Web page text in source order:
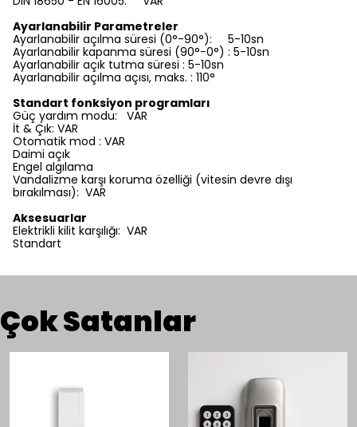
Ayarlanabilir Parametreler
Ayarlanabilir açılma süresi (0°-90°): 5-10sn
Ayarlanabilir kapanma süresi (90°-0°) : 5-10sn
Ayarlanabilir açık tutma süresi : 5-10sn
Ayarlanabilir açılma açısı, maks. : 110°
Standart fonksiyon programları
Güç yardım modu: VAR
İt & Çık: VAR
Otomatik mod : VAR
Daimi açık
Engel algılama
Vandalizme karşı koruma özelliği (vitesin devre dışı
bırakılması): VAR
Aksesuarlar
Elektrikli kilit karşılığı: VAR
Standart
Çok Satanlar